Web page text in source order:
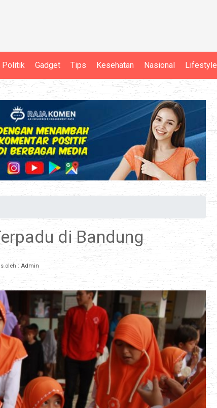
Politik Gadget Tips Kesehatan Nasional Lifestyle
di Bandung
oleh : Admin